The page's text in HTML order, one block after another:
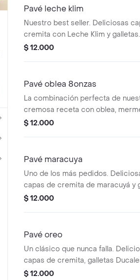
Pavé leche klim
Nuestro best seller. Deliciosas
cremita con Leche Klim y galletas
Ducales que crean la combinación
$ 12.000
Pavé oblea 8onzas
La combinación perfecta de
cremosa receta con oblea,
de mora, arequipe y queso. Un
$ 12.000
Pavé maracuya
Uno de los más pedidos.
capas de cremita de maracuyá y
Ducales que logran el equilibrio
$ 12.000
Pavé oreo
Un clásico que nunca falla.
capas de cremita, galletas
trozos de Oreo que crean la
$ 12.000